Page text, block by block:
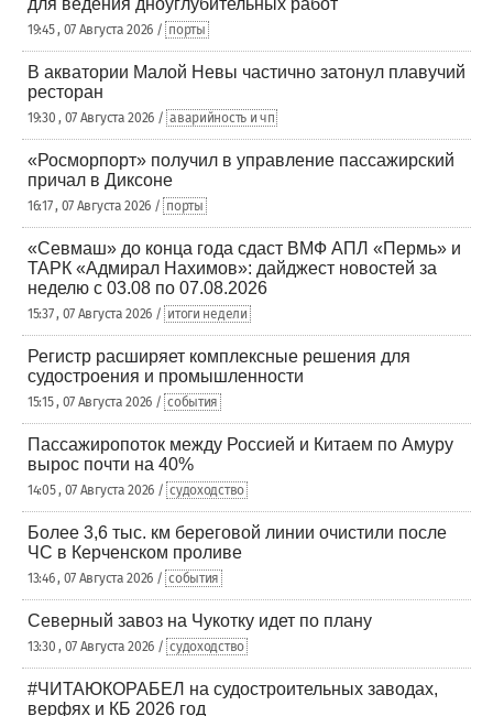
для ведения дноуглубительных работ
19:45 , 07 Августа 2026 / порты
В акватории Малой Невы частично затонул плавучий
ресторан
19:30 , 07 Августа 2026 / аварийность и чп
«Росморпорт» получил в управление пассажирский
причал в Диксоне
16:17 , 07 Августа 2026 / порты
«Севмаш» до конца года сдаст ВМФ АПЛ «Пермь» и
ТАРК «Адмирал Нахимов»: дайджест новостей за
неделю с 03.08 по 07.08.2026
15:37 , 07 Августа 2026 / итоги недели
Регистр расширяет комплексные решения для
судостроения и промышленности
15:15 , 07 Августа 2026 / события
Пассажиропоток между Россией и Китаем по Амуру
вырос почти на 40%
14:05 , 07 Августа 2026 / судоходство
Более 3,6 тыс. км береговой линии очистили после
ЧС в Керченском проливе
13:46 , 07 Августа 2026 / события
Северный завоз на Чукотку идет по плану
13:30 , 07 Августа 2026 / судоходство
#ЧИТАЮКОРАБЕЛ на судостроительных заводах,
верфях и КБ 2026 год